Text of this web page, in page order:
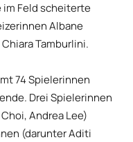
im Feld scheiterte
Albane
Tamburlini.
74 Spielerinnen
Drei Spielerinnen
Andrea Lee)
(darunter Aditi